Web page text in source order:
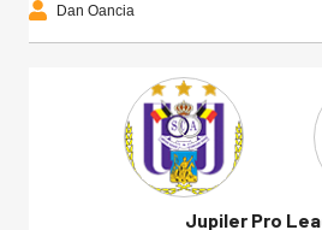
Dan Oancia
Jupiler Pro